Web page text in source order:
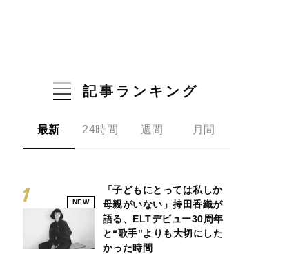
記事ランキング
最新 24時間 週間 月間
NEW
「子どもにとっては私しか
母親がいない」持田香織が
語る、ELTデビュー30周年
と“歌手”よりも大切にした
かった時間